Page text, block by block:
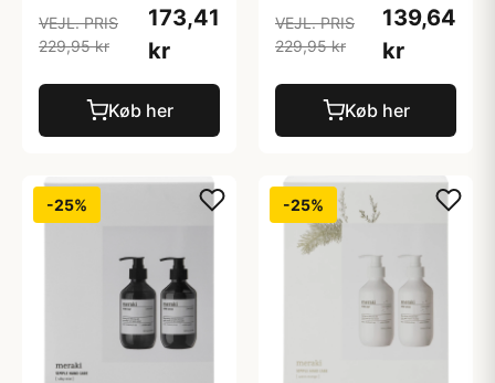
VEJL. PRIS
229,95 kr
173,41
kr
Køb her
VEJL. PRIS
229,95 kr
139,64
kr
Køb her
-25% -25%